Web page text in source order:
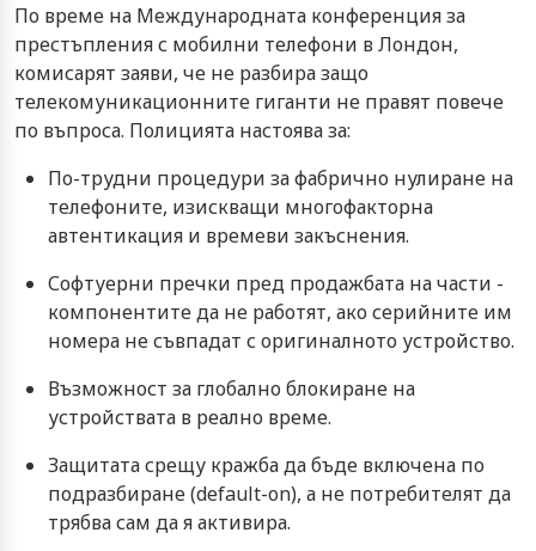
По време на Международната конференция за
престъпления с мобилни телефони в Лондон,
комисарят заяви, че не разбира защо
телекомуникационните гиганти не правят повече
по въпроса. Полицията настоява за:
По-трудни процедури за фабрично нулиране на
телефоните, изискващи многофакторна
автентикация и времеви закъснения.
Софтуерни пречки пред продажбата на части -
компонентите да не работят, ако серийните им
номера не съвпадат с оригиналното устройство.
Възможност за глобално блокиране на
устройствата в реално време.
Защитата срещу кражба да бъде включена по
подразбиране (default-on), а не потребителят да
трябва сам да я активира.